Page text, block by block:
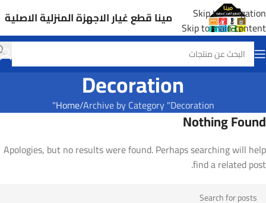
Skip to navigation
Skip to main content
مينا قطع غيار الاجهزة المنزلية الاصلية
Decoration
Home Archive by Category "Decoration"
Nothing Found
Apologies, but no results were found. Perhaps searching will help
find a related post.